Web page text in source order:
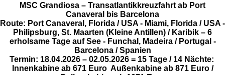
MSC Grandiosa – Transatlantikkreuzfahrt ab Port
Canaveral bis Barcelona
Route: Port Canaveral, Florida / USA - Miami, Florida / USA -
Philipsburg, St. Maarten (Kleine Antillen) / Karibik – 6
erholsame Tage auf See - Funchal, Madeira / Portugal -
Barcelona / Spanien
Termin: 18.04.2026 – 02.05.2026 = 15 Tage / 14 Nächte:
Innenkabine ab 671 Euro Außenkabine ab 871 Euro /